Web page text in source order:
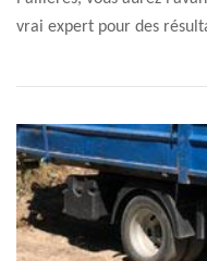
vrai expert pour des